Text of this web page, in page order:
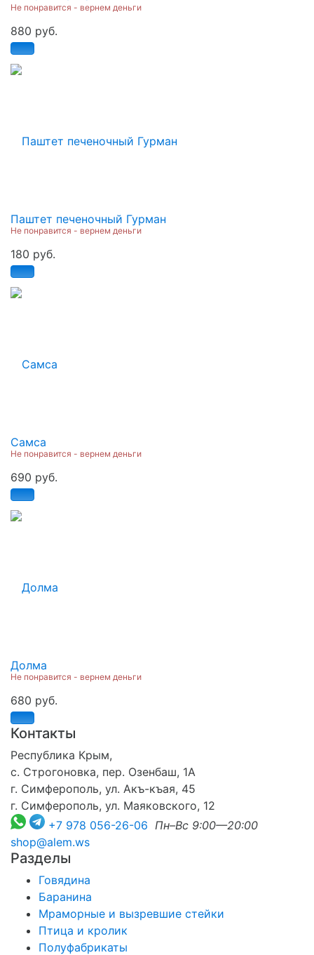
Не понравится - вернем деньги
880 руб.
Паштет печеночный Гурман
Не понравится - вернем деньги
180 руб.
Самса
Не понравится - вернем деньги
690 руб.
Долма
Не понравится - вернем деньги
680 руб.
Контакты
Республика Крым,
с. Строгоновка, пер. Озенбаш, 1А
г. Симферополь, ул. Акъ-къая, 45
г. Симферополь, ул. Маяковского, 12
+7 978 056-26-06 Пн–Вс 9:00—20:00
shop@alem.ws
Разделы
Говядина
Баранина
Мраморные и вызревшие стейки
Птица и кролик
Полуфабрикаты